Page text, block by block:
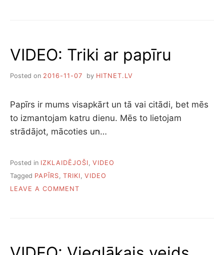
VIDEO: Triki ar papīru
Posted on 2016-11-07 by HITNET.LV
Papīrs ir mums visapkārt un tā vai citādi, bet mēs
to izmantojam katru dienu. Mēs to lietojam
strādājot, mācoties un…
Posted in IZKLAIDĒJOŠI VIDEO
Tagged PAPĪRS, TRIKI, VIDEO
LEAVE A COMMENT